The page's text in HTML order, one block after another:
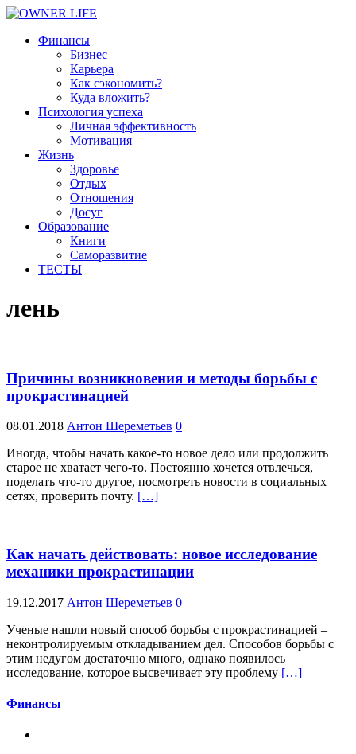
Финансы
Бизнес
Карьера
Как сэкономить?
Куда вложить?
Психология успеха
Личная эффективность
Мотивация
Жизнь
Здоровье
Отдых
Отношения
Досуг
Образование
Книги
Саморазвитие
ТЕСТЫ
лень
Причины возникновения и методы борьбы с
прокрастинацией
08.01.2018 Антон Шереметьев 0
Иногда, чтобы начать какое-то новое дело или продолжить
старое не хватает чего-то. Постоянно хочется отвлечься,
поделать что-то другое, посмотреть новости в социальных
сетях, проверить почту. […]
Как начать действовать: новое исследование
механики прокрастинации
19.12.2017 Антон Шереметьев 0
Ученые нашли новый способ борьбы с прокрастинацией –
неконтролируемым откладыванием дел. Способов борьбы с
этим недугом достаточно много, однако появилось
исследование, которое высвечивает эту проблему […]
Финансы